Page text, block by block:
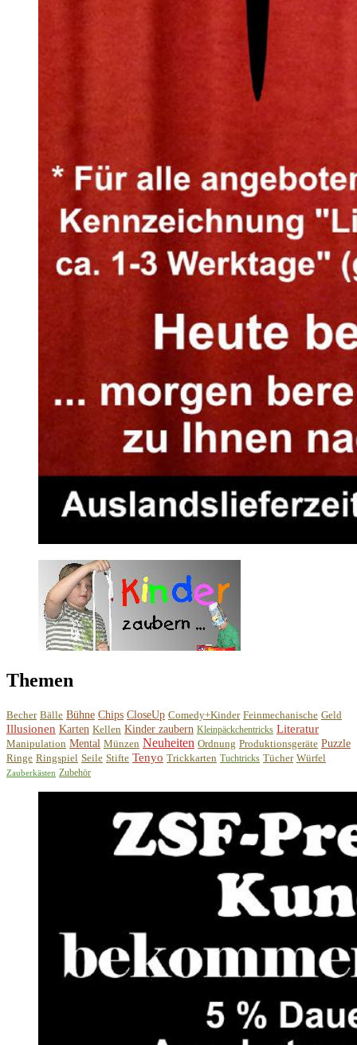
Themen
Becher Bälle Bühne Chips CloseUp Comedy+Kinder Feinmechanische Geld
Illusionen Karten Kellen Kinder zaubern Kleinpäckchentricks Literatur
Manipulation Mental Münzen Neuheiten Ordnung Produktionsgeräte Puzzle
Ringe Ringspiel Seile Stifte Tenyo Trickkarten Tuchtricks Tücher Würfel
Zauberkästen Zubehör